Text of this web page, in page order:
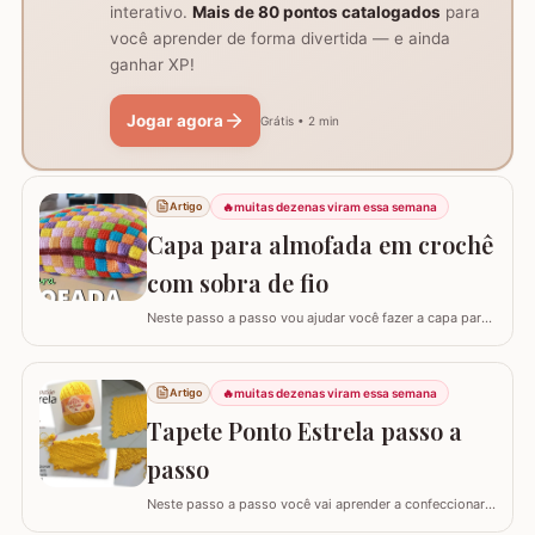
interativo. Mais de 80 pontos catalogados para
você aprender de forma divertida — e ainda
ganhar XP!
Jogar agora Grátis • 2 min
Artigo 🔥muitas dezenas viram essa semana
Capa para almofada em crochê
com sobra de fio
Neste passo a passo vou ajudar você fazer a capa para
passo a passo do tapete, mas desta vez vou mostrar
como é super fácil fazer um modelo quadrado com as
bordas retas. O passo a passo está bem detalhado,
mas se sentir alguma dificuldade deixe um…
Artigo 🔥muitas dezenas viram essa semana
Tapete Ponto Estrela passo a
passo
Neste passo a passo você vai aprender a confeccionar